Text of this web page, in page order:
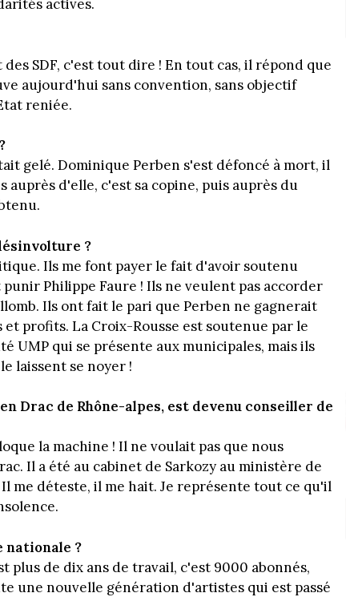
actives.
SDF, c'est tout dire ! En tout cas, il répond que
aujourd'hui sans convention, sans objectif
reniée.
gelé. Dominique Perben s'est défoncé à mort, il
d'elle, c'est sa copine, puis auprès du
?
Ils me font payer le fait d'avoir soutenu
Philippe Faure ! Ils ne veulent pas accorder
Ils ont fait le pari que Perben ne gagnerait
et profits. La Croix-Rousse est soutenue par le
UMP qui se présente aux municipales, mais ils
laissent se noyer !
Drac de Rhône-alpes, est devenu conseiller de
la machine ! Il ne voulait pas que nous
Il a été au cabinet de Sarkozy au ministère de
me déteste, il me hait. Je représente tout ce qu'il
nationale ?
plus de dix ans de travail, c'est 9000 abonnés,
une nouvelle génération d'artistes qui est passé